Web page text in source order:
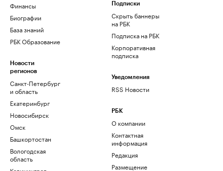
Финансы
Биографии
База знаний
РБК Образование
Новости
регионов
Санкт-Петербург
и область
Екатеринбург
Новосибирск
Омск
Башкортостан
Вологодская
область
Подписки
Скрыть баннеры
на РБК
Подписка на РБК
Корпоративная
подписка
Уведомления
RSS Новости
РБК
О компании
Контактная
информация
Редакция
Размещение